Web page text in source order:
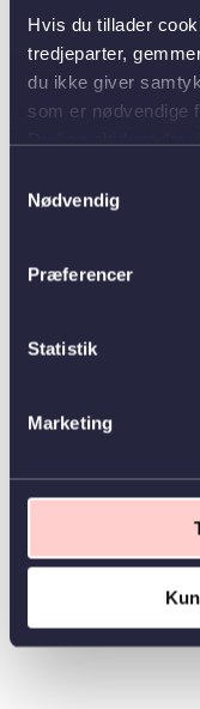
Hvis du tillader
tredjeparter,
du ikke giver
som er nødvendige
Nødvendig
Præferencer
Statistik
Marketing